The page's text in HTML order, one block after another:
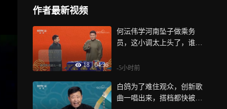
作者最新视频
18 | 04:36
何沄伟学河南坠子做乘务
员，这小调太上头了，谁听
-5小时前
白鸽为了难住观众，创新歌
曲一唱出来，搭档都快被她